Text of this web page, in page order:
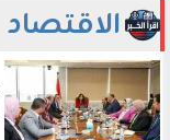
الاقتصاد